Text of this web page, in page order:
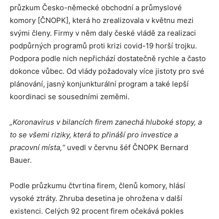
průzkum Česko-německé obchodní a průmyslové
komory [ČNOPK], která ho zrealizovala v květnu mezi
svými členy. Firmy v něm daly české vládě za realizaci
podpůrných programů proti krizi covid-19 horší trojku.
Podpora podle nich nepřichází dostatečně rychle a často
dokonce vůbec. Od vlády požadovaly více jistoty pro své
plánování, jasný konjunkturální program a také lepší
koordinaci se sousedními zeměmi.
„Koronavirus v bilancích firem zanechá hluboké stopy, a
to se všemi riziky, která to přináší pro investice a
pracovní místa,“uvedl v červnu šéf ČNOPK Bernard
Bauer.
Podle průzkumu čtvrtina firem, členů komory, hlásí
vysoké ztráty. Zhruba desetina je ohrožena v další
existenci. Celých 92 procent firem očekává pokles